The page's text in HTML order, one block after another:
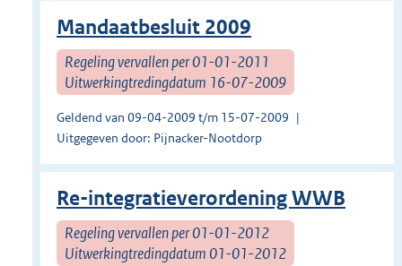
Mandaatbesluit 2009
Regeling vervallen per 01-01-2011
Uitwerkingtredingdatum 16-07-2009
Geldend van 09-04-2009 t/m 15-07-2009
Uitgegeven door: Pijnacker-Nootdorp
Re-integratieverordening WWB
Regeling vervallen per 01-01-2012
Uitwerkingtredingdatum 01-01-2012